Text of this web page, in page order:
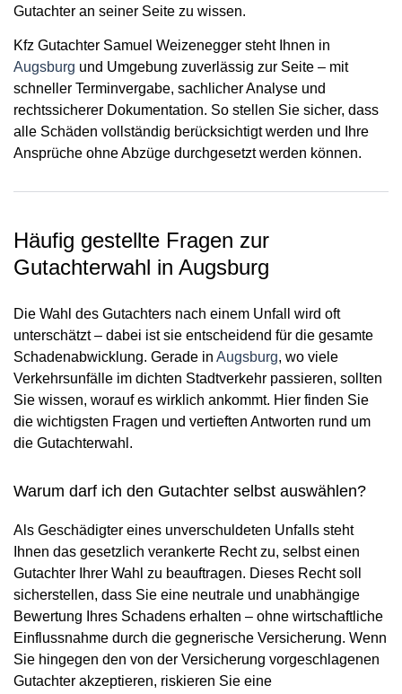
Gutachter an seiner Seite zu wissen.
Kfz Gutachter Samuel Weizenegger steht Ihnen in
Augsburg und Umgebung zuverlässig zur Seite – mit
schneller Terminvergabe, sachlicher Analyse und
rechtssicherer Dokumentation. So stellen Sie sicher, dass
alle Schäden vollständig berücksichtigt werden und Ihre
Ansprüche ohne Abzüge durchgesetzt werden können.
Häufig gestellte Fragen zur
Gutachterwahl in Augsburg
Die Wahl des Gutachters nach einem Unfall wird oft
unterschätzt – dabei ist sie entscheidend für die gesamte
Schadenabwicklung. Gerade in Augsburg, wo viele
Verkehrsunfälle im dichten Stadtverkehr passieren, sollten
Sie wissen, worauf es wirklich ankommt. Hier finden Sie
die wichtigsten Fragen und vertieften Antworten rund um
die Gutachterwahl.
Warum darf ich den Gutachter selbst auswählen?
Als Geschädigter eines unverschuldeten Unfalls steht
Ihnen das gesetzlich verankerte Recht zu, selbst einen
Gutachter Ihrer Wahl zu beauftragen. Dieses Recht soll
sicherstellen, dass Sie eine neutrale und unabhängige
Bewertung Ihres Schadens erhalten – ohne wirtschaftliche
Einflussnahme durch die gegnerische Versicherung. Wenn
Sie hingegen den von der Versicherung vorgeschlagenen
Gutachter akzeptieren, riskieren Sie eine